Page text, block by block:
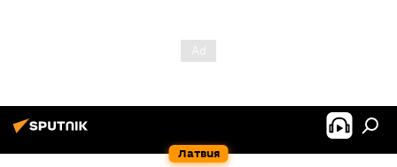
Латвия